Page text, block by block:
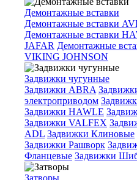
Демонтажные вставки
Демонтажные вставки
Демонтажные вставки
JAFAR Демонтажные
VIKING JOHNSON
Задвижки чугунные
Задвижки ABRA
электроприводом
Задвижки HAWLE
Задвижки VALFEX
ADL Задвижки Клиновые
Задвижки Рашворк
Фланцевые Задвижки
Затворы